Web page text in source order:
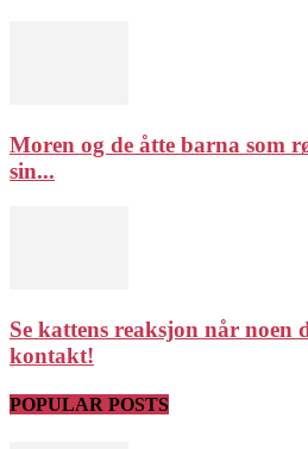
Moren og de åtte barna som
sin...
Se kattens reaksjon når noen
kontakt!
POPULAR POSTS